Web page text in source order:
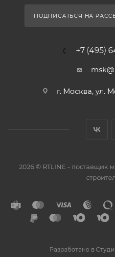
ПОДПИСАТЬСЯ НА
+7 (495)
г. Москва, ул.
2026 © RTLINE - поставщик
Разработано в